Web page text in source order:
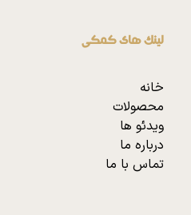
لینک های کمکی
خانه
محصولات
ویدئو ها
درباره ما
تماس با ما